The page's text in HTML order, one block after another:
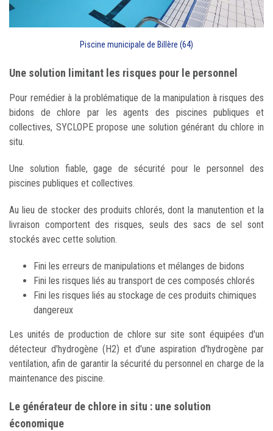
Piscine municipale de Billère (64)
Une solution limitant les risques pour le personnel
Pour remédier à la problématique de la manipulation à risques des
bidons de chlore par les agents des piscines publiques et
collectives, SYCLOPE propose une solution générant du chlore in
situ.
Une solution fiable, gage de sécurité pour le personnel des
piscines publiques et collectives.
Au lieu de stocker des produits chlorés, dont la manutention et la
livraison comportent des risques, seuls des sacs de sel sont
stockés avec cette solution.
Fini les erreurs de manipulations et mélanges de bidons
Fini les risques liés au transport de ces composés chlorés
Fini les risques liés au stockage de ces produits chimiques
dangereux
Les unités de production de chlore sur site sont équipées d'un
détecteur d'hydrogène (H2) et d'une aspiration d'hydrogène par
ventilation, afin de garantir la sécurité du personnel en charge de la
maintenance des piscine.
Le générateur de chlore in situ : une solution
économique